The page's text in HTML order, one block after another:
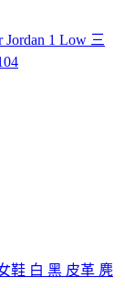
Jordan 1 Low 三
鞋 白 黑 皮革 麂